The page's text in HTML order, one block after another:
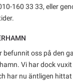
160 33 33, eller
befunnit oss på den
Vi har dock
har nu äntligen